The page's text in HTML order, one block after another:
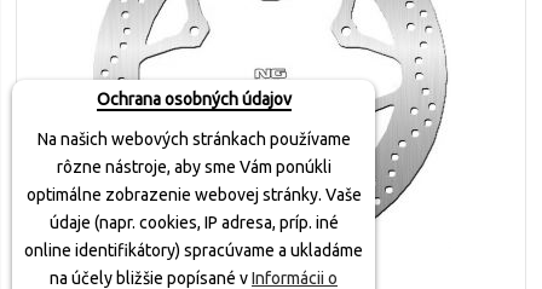
Ochrana osobných údajov
Na našich webových stránkach používame
rôzne nástroje, aby sme Vám ponúkli
optimálne zobrazenie webovej stránky. Vaše
údaje (napr. cookies, IP adresa, príp. iné
online identifikátory) spracúvame a ukladáme
na účely bližšie popísané vInformácii o